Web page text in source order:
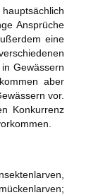
Ansprüche
eine
Gewässern
aber
vor.
Konkurrenz